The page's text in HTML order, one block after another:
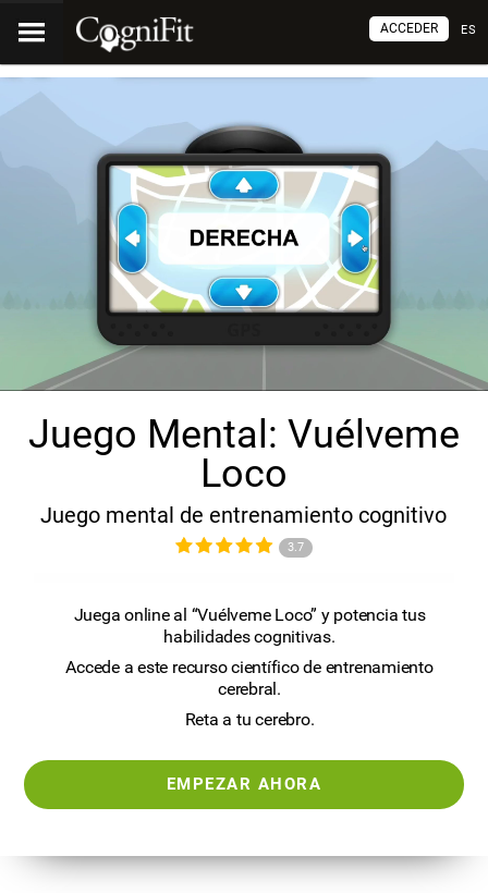
ES
ACCEDER
Juego Mental: Vuélveme
Loco
Juego mental de entrenamiento cognitivo
3.7
Juega online al “Vuélveme Loco” y potencia tus
habilidades cognitivas.
Accede a este recurso científico de entrenamiento
cerebral.
Reta a tu cerebro.
EMPEZAR AHORA